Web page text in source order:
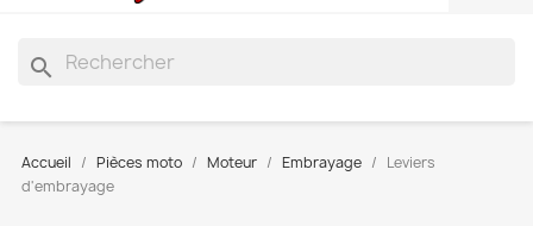
search
Accueil Pièces moto Moteur Embrayage
Leviers
d'embrayage